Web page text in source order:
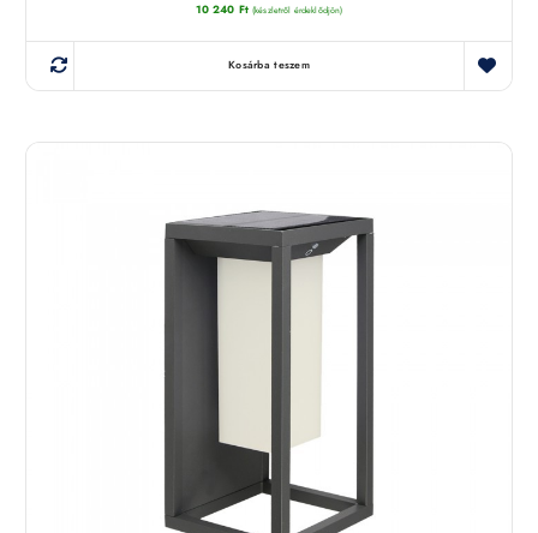
10 240 Ft (készletről érdeklődjön)
Kosárba teszem